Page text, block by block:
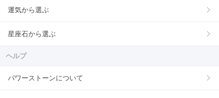
運気から選ぶ
星座石から選ぶ
ヘルプ
パワーストーンについて